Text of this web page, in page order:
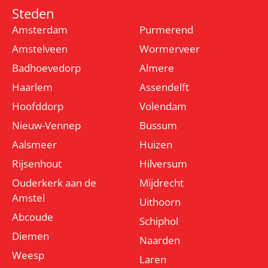
Steden
Amsterdam
Amstelveen
Badhoevedorp
Haarlem
Hoofddorp
Nieuw-Vennep
Aalsmeer
Rijsenhout
Ouderkerk aan de
Amstel
Abcoude
Diemen
Weesp
Purmerend
Wormerveer
Almere
Assendelft
Volendam
Bussum
Huizen
Hilversum
Mijdrecht
Uithoorn
Schiphol
Naarden
Laren